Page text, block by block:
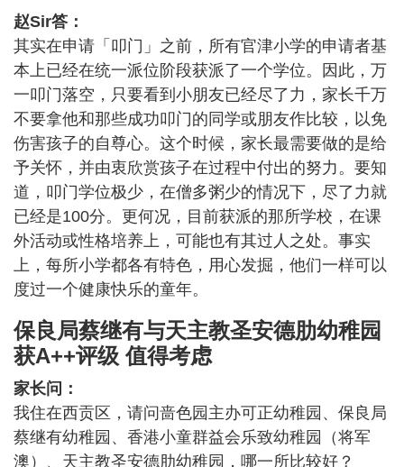
赵Sir答：
其实在申请「叩门」之前，所有官津小学的申请者基
本上已经在统一派位阶段获派了一个学位。因此，万
一叩门落空，只要看到小朋友已经尽了力，家长千万
不要拿他和那些成功叩门的同学或朋友作比较，以免
伤害孩子的自尊心。这个时候，家长最需要做的是给
予关怀，并由衷欣赏孩子在过程中付出的努力。要知
道，叩门学位极少，在僧多粥少的情况下，尽了力就
已经是100分。更何况，目前获派的那所学校，在课
外活动或性格培养上，可能也有其过人之处。事实
上，每所小学都各有特色，用心发掘，他们一样可以
度过一个健康快乐的童年。
保良局蔡继有与天主教圣安德肋幼稚园
获A++评级 值得考虑
家长问：
我住在西贡区，请问啬色园主办可正幼稚园、保良局
蔡继有幼稚园、香港小童群益会乐致幼稚园（将军
澳）、天主教圣安德肋幼稚园，哪一所比较好？